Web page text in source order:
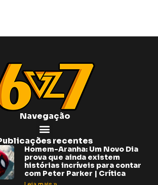
Navegação
recentes
Homem-Aranha: Um Novo Dia
prova que ainda existem
histórias incríveis para contar
com Peter Parker | Crítica